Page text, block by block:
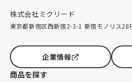
株式会社ミクリード
東京都新宿区西新宿2-3-1 新宿モノリス28F
企業情報
商品を探す